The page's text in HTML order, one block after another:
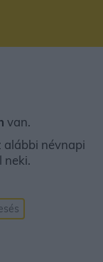
van.
alábbi névnapi
neki.